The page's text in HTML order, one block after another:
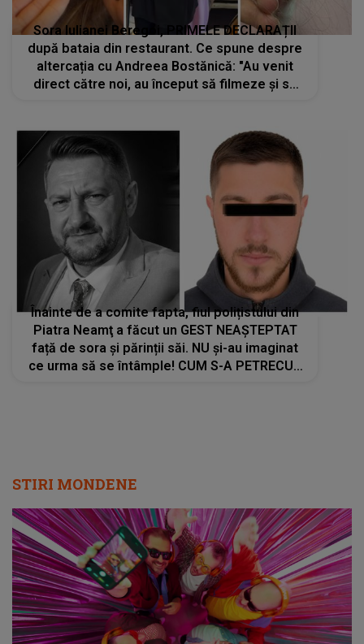
Sora Iulianei Beregoi, PRIMELE DECLARAȚII
după bataia din restaurant. Ce spune despre
altercația cu Andreea Bostănică: "Au venit
direct către noi, au început să filmeze și să
Înainte de a comite fapta, fiul polițistului din
Piatra Neamţ a făcut un GEST NEAȘTEPTAT
față de sora și părinții săi. NU și-au imaginat
ce urma să se întâmple! CUM S-A PETRECUT
STIRI MONDENE